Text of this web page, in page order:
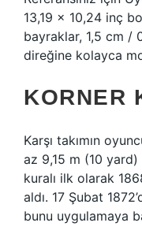
13,19 x 10,24 inç
bayraklar, 1,5 cm /
direğine kolayca
KORNER
Karşı takımın
az 9,15 m (10 yard)
kuralı ilk olarak
aldı. 17 Şubat
bunu uygulamaya